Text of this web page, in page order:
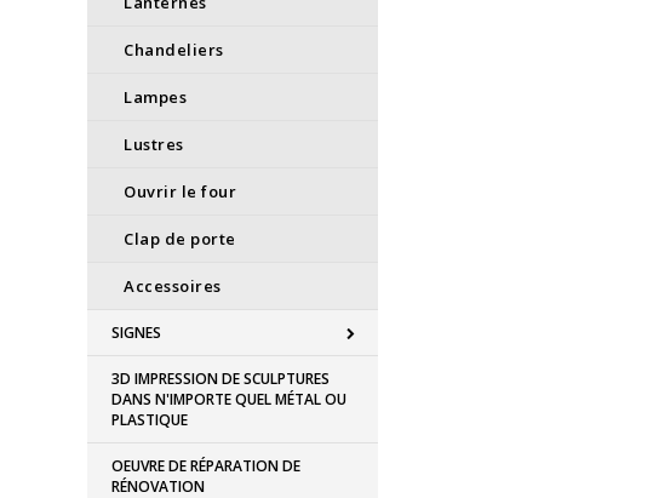
Chandeliers
Lampes
Lustres
Ouvrir le four
Clap de porte
Accessoires
SIGNES
3D IMPRESSION DE SCULPTURES
DANS N'IMPORTE QUEL MÉTAL OU
PLASTIQUE
OEUVRE DE RÉPARATION DE
RÉNOVATION